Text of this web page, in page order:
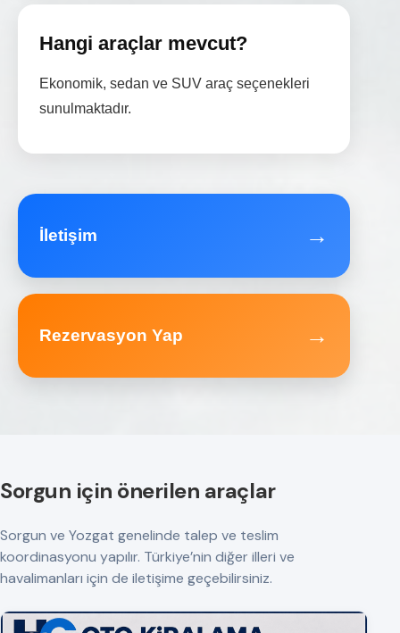
Hangi araçlar mevcut?
Ekonomik, sedan ve SUV araç seçenekleri
sunulmaktadır.
İletişim →
Rezervasyon Yap →
Sorgun için önerilen araçlar
Sorgun ve Yozgat genelinde talep ve teslim
koordinasyonu yapılır. Türkiye’nin diğer illeri ve
havalimanları için de iletişime geçebilirsiniz.